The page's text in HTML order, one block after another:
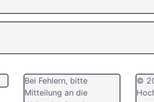
Bei Fehlern, bitte
Mitteilung an die
©